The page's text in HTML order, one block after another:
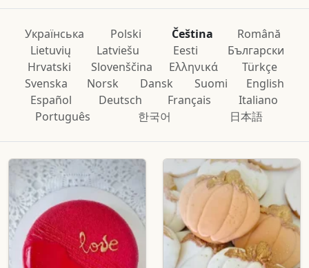
Українська Polski Čeština
Română
Lietuvių
Latviešu Eesti
Български
Hrvatski
Slovenščina Ελληνικά
Türkçe
Svenska
Norsk Dansk Suomi
English
Español
Deutsch Français
Italiano
Português
한국어 日本語